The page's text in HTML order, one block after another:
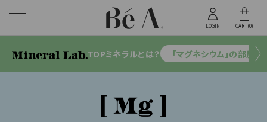
12 万枚
2023年1月時点
ッ
LOGIN CART(0)
TOPミネラルとは？ 「マグネシウム」の部屋